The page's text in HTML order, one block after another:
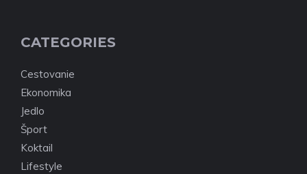
CATEGORIES
Cestovanie
Ekonomika
Jedlo
Šport
Koktail
Lifestyle